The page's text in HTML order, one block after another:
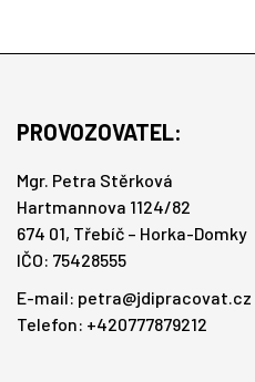
PROVOZOVATEL:
Mgr. Petra Stěrková
Hartmannova 1124/82
674 01, Třebíč – Horka-Domky
IČO: 75428555
E-mail: petra@jdipracovat.cz
Telefon: +420777879212